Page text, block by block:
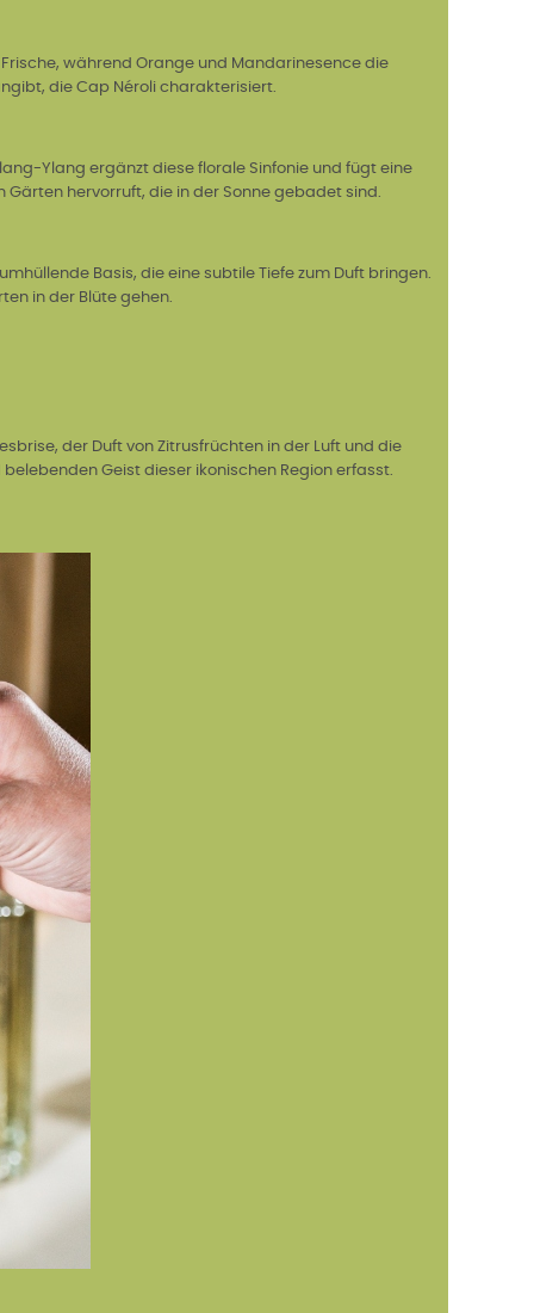
während Orange und Mandarinesence die
die Cap Néroli charakterisiert.
Ylang ergänzt diese florale Sinfonie und fügt eine
hervorruft, die in der Sonne gebadet sind.
Basis, die eine subtile Tiefe zum Duft bringen.
in der Blüte gehen.
der Duft von Zitrusfrüchten in der Luft und die
Geist dieser ikonischen Region erfasst.